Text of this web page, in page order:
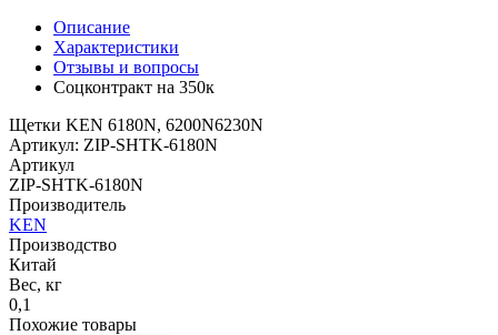
Описание
Характеристики
Отзывы и вопросы
Соцконтракт на 350к
Щетки KEN 6180N, 6200N6230N
Артикул: ZIP-SHTK-6180N
Артикул
ZIP-SHTK-6180N
Производитель
KEN
Производство
Китай
Вес, кг
0,1
Похожие товары